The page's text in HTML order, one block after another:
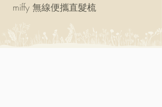
miffy 無線便攜直髮梳